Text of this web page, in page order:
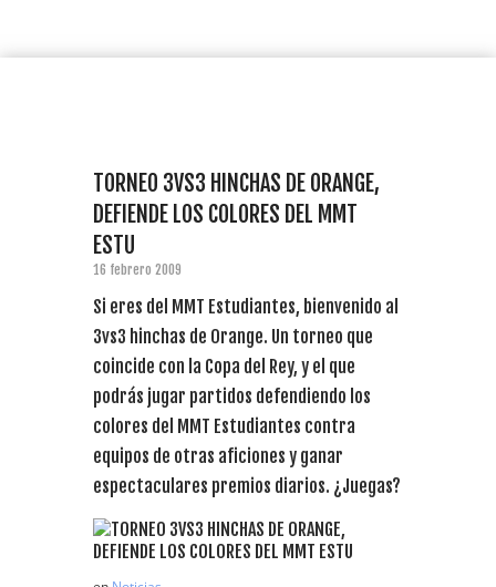
TORNEO 3VS3 HINCHAS DE ORANGE,
DEFIENDE LOS COLORES DEL MMT
ESTU
16 febrero 2009
Si eres del MMT Estudiantes, bienvenido al
3vs3 hinchas de Orange. Un torneo que
coincide con la Copa del Rey, y el que
podrás jugar partidos defendiendo los
colores del MMT Estudiantes contra
equipos de otras aficiones y ganar
espectaculares premios diarios. ¿Juegas?